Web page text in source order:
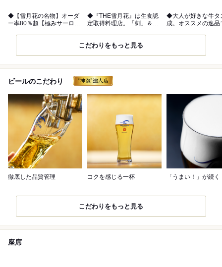
◆【雪月花の名物】オーダ
ー率80％超【極みサーロイ
◆『THE雪月花』は生食認
定取得料理店。「刺」＆
◆大人が好きな牛タ
成。オススメの逸品
こだわりをもっと見る
ビールのこだわり
徹底した品質管理 コクを感じる一杯 「うまい！」が続く
こだわりをもっと見る
座席